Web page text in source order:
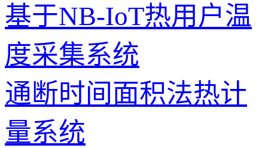
基于NB-IoT热用户温
度采集系统
通断时间面积法热计
量系统